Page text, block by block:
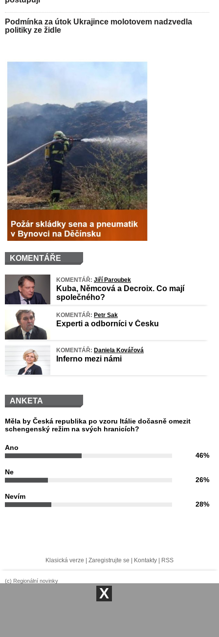
Podmínka za útok Ukrajince molotovem nadzvedla
politiky ze židle
KOMENTÁŘE
KOMENTÁŘ: Jiří Paroubek
Kuba, Němcová a Decroix. Co mají
společného?
KOMENTÁŘ: Petr Sak
Experti a odborníci v Česku
KOMENTÁŘ: Daniela Kovářová
Inferno mezi námi
ANKETA
Měla by Česká republika po vzoru Itálie dočasně omezit
schengenský režim na svých hranicích?
Ano
46%
Ne
26%
Nevím
28%
Klasická verze | Zaregistrujte se | Kontakty | RSS
(c) Regionální novinky
X